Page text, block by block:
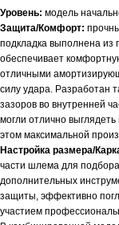
Уровень: модель
Защита/Комфорт:
подкладка выполнена из
обеспечивает
отличными
силу удара. Разработан
зазоров во внутренней
могли отлично
этом максимальной
Настройка размера/
части шлема для
дополнительных
защиты, эффективно
участием